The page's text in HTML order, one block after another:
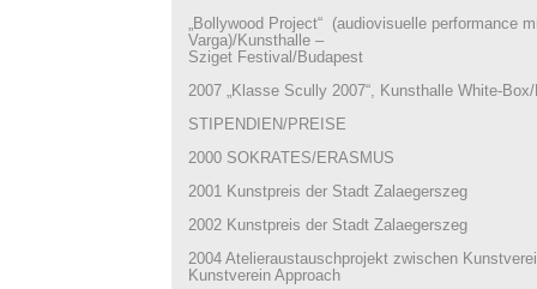
„Bollywood Project“ (audiovisuelle performance
Varga)/Kunsthalle –
Sziget Festival/Budapest
2007 „Klasse Scully 2007“, Kunsthalle White-
STIPENDIEN/PREISE
2000 SOKRATES/ERASMUS
2001 Kunstpreis der Stadt Zalaegerszeg
2002 Kunstpreis der Stadt Zalaegerszeg
2004 Atelieraustauschprojekt zwischen
Kunstverein Approach